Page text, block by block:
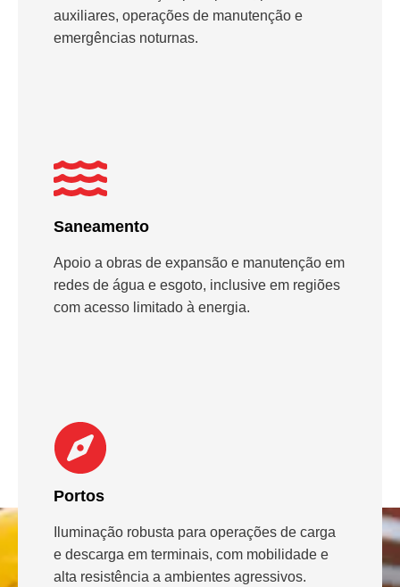
auxiliares, operações de manutenção e
emergências noturnas.
Saneamento
Apoio a obras de expansão e manutenção em
redes de água e esgoto, inclusive em regiões
com acesso limitado à energia.
Portos
Iluminação robusta para operações de carga
e descarga em terminais, com mobilidade e
alta resistência a ambientes agressivos.